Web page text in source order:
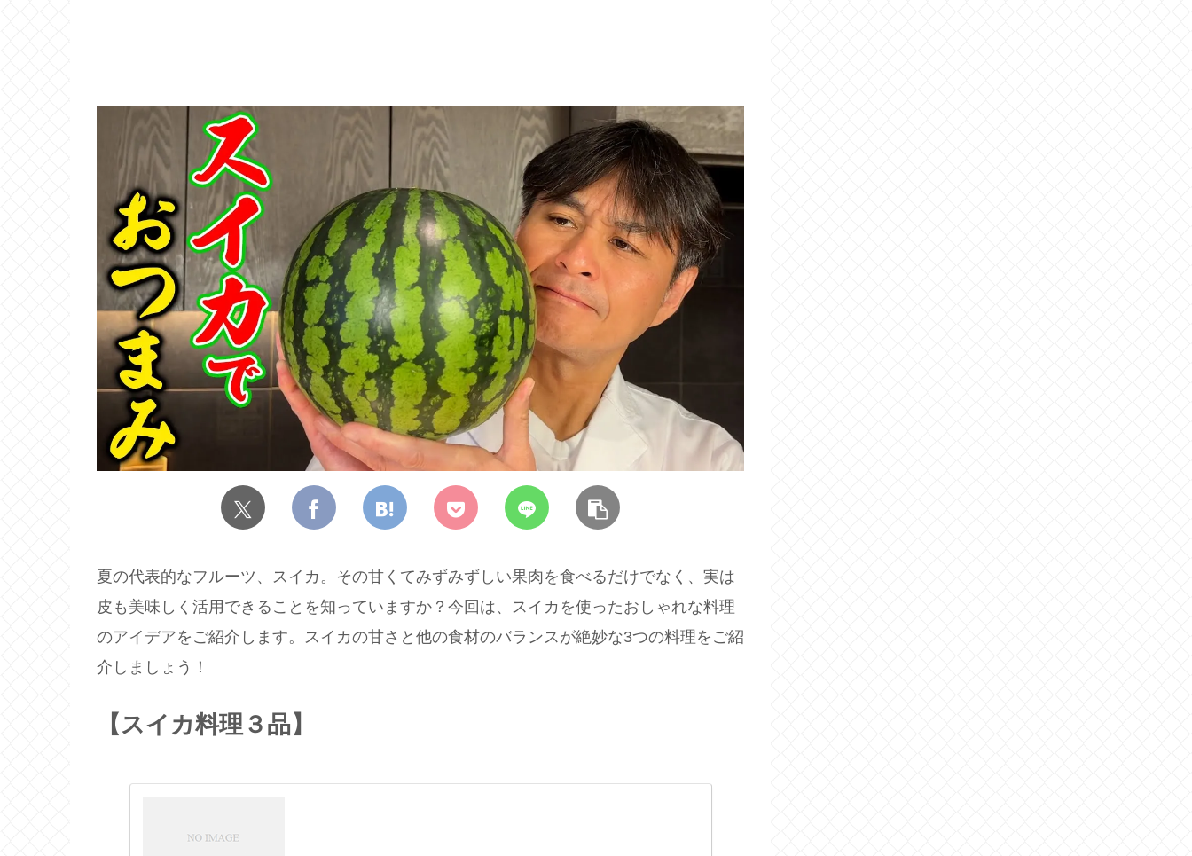
夏の代表的なフルーツ、スイカ。その甘くてみずみずしい果肉を食べるだけでなく、実は
皮も美味しく活用できることを知っていますか？今回は、スイカを使ったおしゃれな料理
のアイデアをご紹介します。スイカの甘さと他の食材のバランスが絶妙な3つの料理をご紹
介しましょう！
【スイカ料理３品】